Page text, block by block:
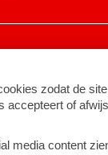
©2026BNNVARA